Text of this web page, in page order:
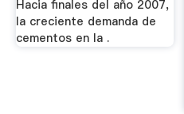
Hacia finales del año 2007,
la creciente demanda de
cementos en la .